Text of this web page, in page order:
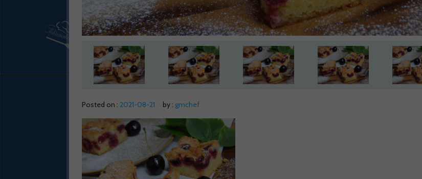
Posted on : 2021-08-21 by : gmchef